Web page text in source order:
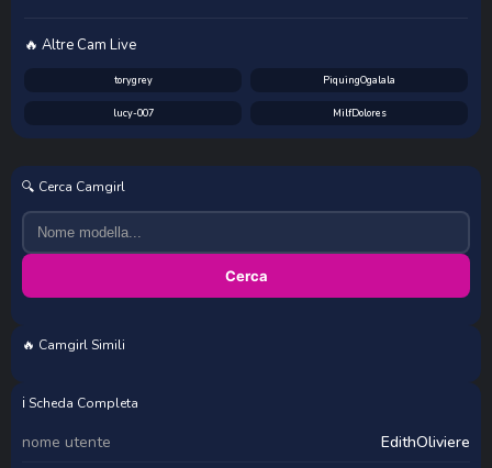
🔥 Altre Cam Live
torygrey PiquingOgalala
lucy-007 MilfDolores
🔍 Cerca Camgirl
Cerca
🔥 Camgirl Simili
ℹ️ Scheda Completa
nome utente
EdithOliviere